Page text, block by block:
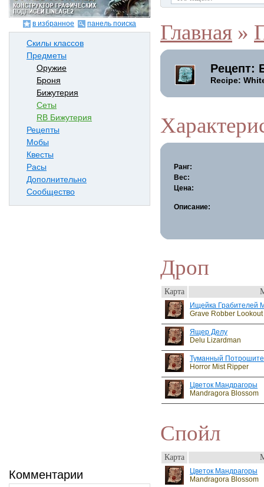
в избранное панель поиска
Скилы классов
Предметы
Оружие
Броня
Бижутерия
Сеты
RB Бижутерия
Рецепты
Мобы
Квесты
Расы
Дополнительно
Сообщество
Комментарии
Главная »
Рецепт:
Recipe:
Ранг:
Вес:
Цена:
Описание:
Дроп
Карта
Ищейка Грабителей
Grave Robber Lookout
Ящер Делу
Delu Lizardman
Туманный
Horror Mist Ripper
Цветок Мандрагоры
Mandragora Blossom
Спойл
Карта
Цветок Мандрагоры
Mandragora Blossom